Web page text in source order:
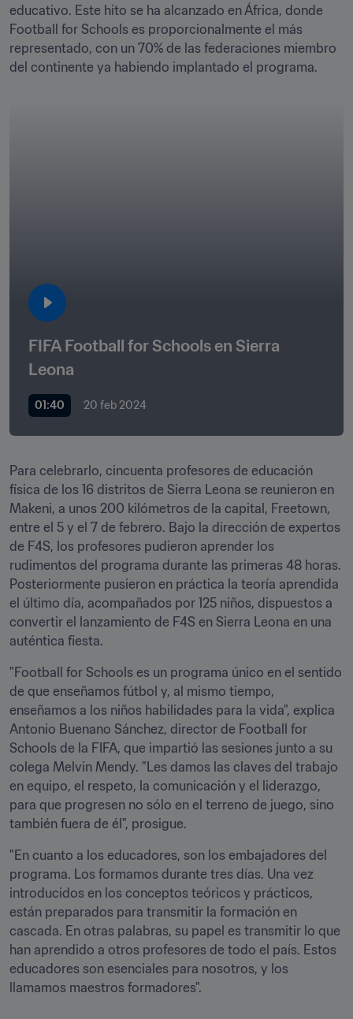
educativo. Este hito se ha alcanzado en África, donde
Football for Schools es proporcionalmente el más
representado, con un 70% de las federaciones miembro
del continente ya habiendo implantado el programa.
FIFA Football for Schools en Sierra
Leona
01:40 20 feb 2024
Para celebrarlo, cincuenta profesores de educación
física de los 16 distritos de Sierra Leona se reunieron en
Makeni, a unos 200 kilómetros de la capital, Freetown,
entre el 5 y el 7 de febrero. Bajo la dirección de expertos
de F4S, los profesores pudieron aprender los
rudimentos del programa durante las primeras 48 horas.
Posteriormente pusieron en práctica la teoría aprendida
el último día, acompañados por 125 niños, dispuestos a
convertir el lanzamiento de F4S en Sierra Leona en una
auténtica fiesta.
"Football for Schools es un programa único en el sentido
de que enseñamos fútbol y, al mismo tiempo,
enseñamos a los niños habilidades para la vida", explica
Antonio Buenano Sánchez, director de Football for
Schools de la FIFA, que impartió las sesiones junto a su
colega Melvin Mendy. "Les damos las claves del trabajo
en equipo, el respeto, la comunicación y el liderazgo,
para que progresen no sólo en el terreno de juego, sino
también fuera de él", prosigue.
"En cuanto a los educadores, son los embajadores del
programa. Los formamos durante tres días. Una vez
introducidos en los conceptos teóricos y prácticos,
están preparados para transmitir la formación en
cascada. En otras palabras, su papel es transmitir lo que
han aprendido a otros profesores de todo el país. Estos
educadores son esenciales para nosotros, y los
llamamos maestros formadores".